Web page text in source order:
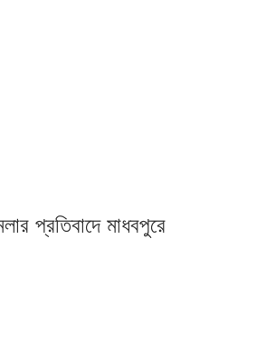
প্রতিবাদে মাধবপুরে